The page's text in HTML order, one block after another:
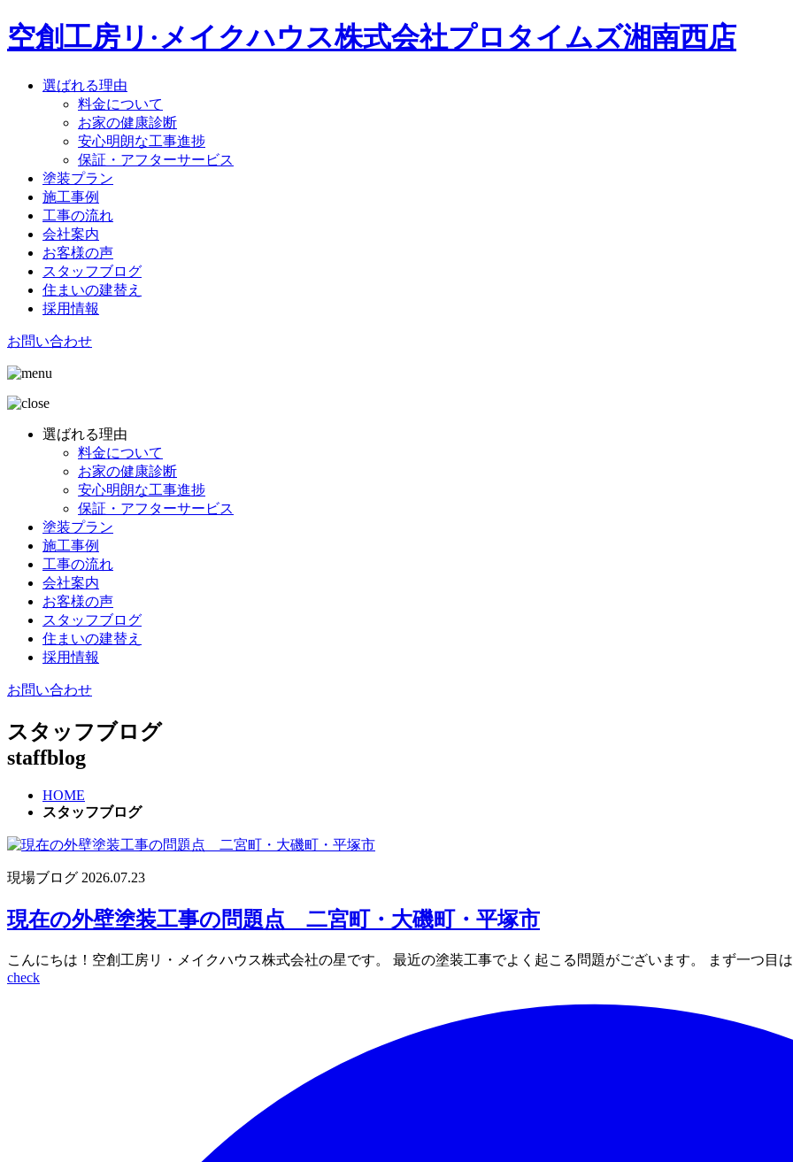
空創工房リ·メイクハウス株式会社プロタイムズ湘南西店
選ばれる理由
料金について
お家の健康診断
安心明朗な工事進捗
保証・アフターサービス
塗装プラン
施工事例
工事の流れ
会社案内
お客様の声
スタッフブログ
住まいの建替え
採用情報
お問い合わせ
選ばれる理由
料金について
お家の健康診断
安心明朗な工事進捗
保証・アフターサービス
塗装プラン
施工事例
工事の流れ
会社案内
お客様の声
スタッフブログ
住まいの建替え
採用情報
お問い合わせ
スタッフブログ
staffblog
HOME
スタッフブログ
現場ブログ 2026.07.23
現在の外壁塗装工事の問題点 二宮町・大磯町・平塚市
こんにちは！空創工房リ・メイクハウス株式会社の星です。 最近の塗装工事でよく起こる問題がございます。 まず一つ
check